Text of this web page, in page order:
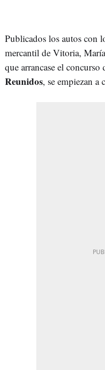
Publicados los autos con
mercantil de Vitoria,
que arrancase el concurso
Reunidos, se empiezan a